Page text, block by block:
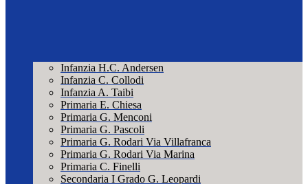
Infanzia H.C. Andersen
Infanzia C. Collodi
Infanzia A. Taibi
Primaria E. Chiesa
Primaria G. Menconi
Primaria G. Pascoli
Primaria G. Rodari Via Villafranca
Primaria G. Rodari Via Marina
Primaria C. Finelli
Secondaria I Grado G. Leopardi